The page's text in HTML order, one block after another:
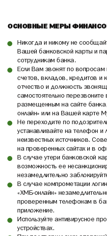
ОСНОВНЫЕ МЕРЫ
Никогда и никому не
Вашей банковской карты и
сотрудникам банка.
Если Вам звонят по
счетов, вкладов, кредитов и
отчество и должность
самостоятельно
размещенным на сайте
онлайн» или на Вашей карте
Не переходите по
устанавливайте на телефон
неизвестных источников.
на проверенных сайтах и в
В случае утери банковской
возможность ее
незамедлительно
В случае компрометации
«ХМБ-онлайн»
проверенным телефонам в
приложение.
Используйте антивирусное
устройствах.